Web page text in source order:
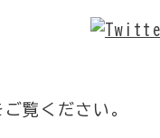
覧ください。